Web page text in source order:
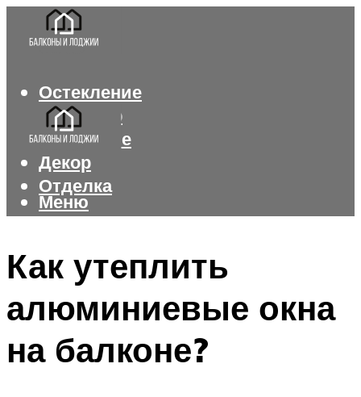
Остекление
Интерьер
Утепление
Декор
Отделка
Меню
Как утеплить
алюминиевые окна
на балконе?